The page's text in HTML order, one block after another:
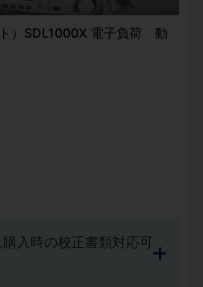
）SDL1000X 電子負荷 動
入時の校正書類対応可